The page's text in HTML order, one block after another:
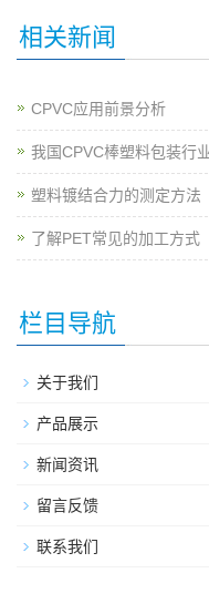
相关新闻
CPVC应用前景分析
我国CPVC棒塑料包装行
塑料镀结合力的测定方法
了解PET常见的加工方式
栏目导航
关于我们
产品展示
新闻资讯
留言反馈
联系我们